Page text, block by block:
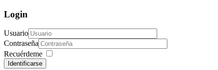
Login
Usuario
Contraseña
Recuérdeme
Identificarse